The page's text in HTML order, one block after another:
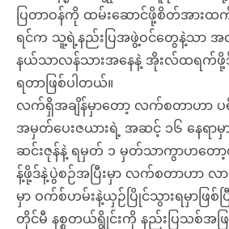
ပြတာဝန်ကို ထမ်းဆောင်ဖို့စိတ်အား
ရင်က သူ့ရဲ့နည်းပြအဖွဲ့ဝင်တွေနဲ့သာ
နယ်သာလန်သားအနေနဲ့ အိုးလ်ထရက်ဖို့
ရတာဖြစ်ပါတယ်။
လက်ရှိအချိန်မှာတော့ လက်စတာဟာ ပ
အမှတ်ပေးဇယားရဲ့ အဆင့် ၁၆ နေရာမှ
ဆင်းဇုန်နဲ့ ရမှတ် ၁ မှတ်သာကွာဟတော့
န့်ဖို့ဒ်နဲ့ပွဲစဉ်အပြီးမှာ လက်စတာဟာ
မှာ ဝက်စ်ဟမ်းနဲ့ယှဉ်ပြိုင်သွားရမှာဖြစ်
တိုင်မီ နစ္စတယ်ရွိုင်းကို နည်းပြသစ်အဖြ